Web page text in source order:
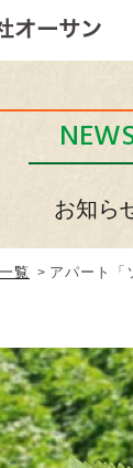
お知ら
覧
アパート「